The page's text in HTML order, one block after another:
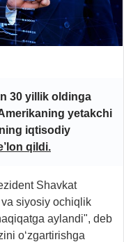
30 yillik oldinga
yetakchi
iqtisodiy
qildi.
Shavkat
siyosiy ochiqlik
aylandi", deb
o‘zgartirishga